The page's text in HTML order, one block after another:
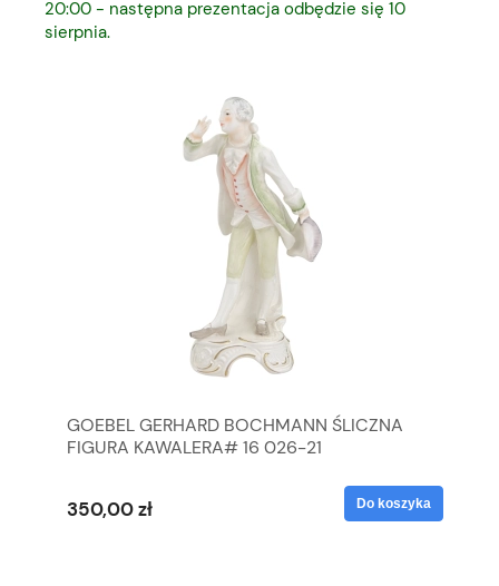
20:00 - następna prezentacja odbędzie się 10
sierpnia.
GOEBEL GERHARD BOCHMANN ŚLICZNA
FIGURA KAWALERA# 16 026-21
350,00 zł Do koszyka